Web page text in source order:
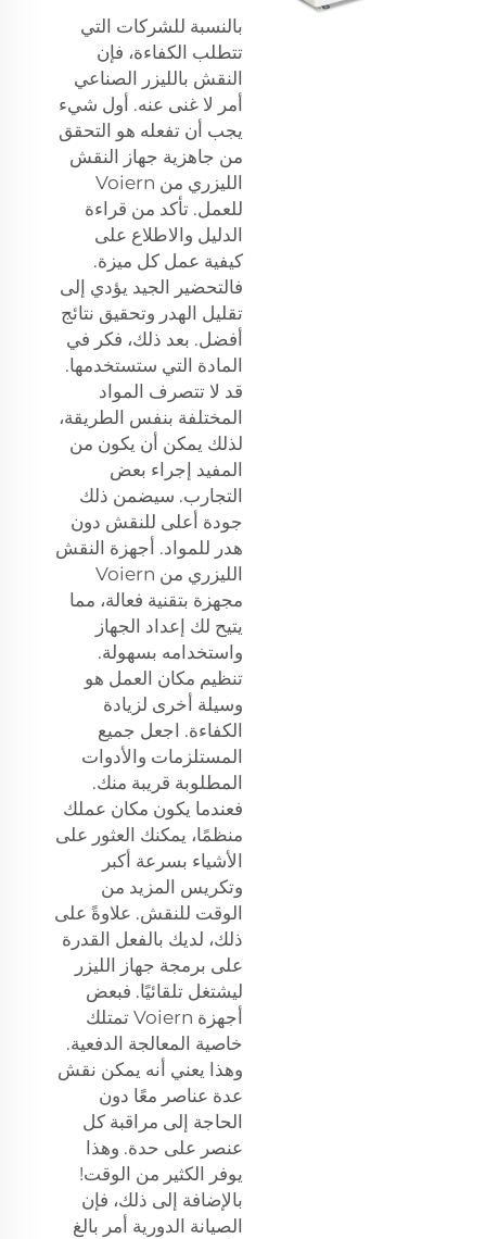
بالنسبة للشركات التي
تتطلب الكفاءة، فإن
النقش بالليزر الصناعي
أمر لا غنى عنه. أول شيء
يجب أن تفعله هو التحقق
من جاهزية جهاز النقش
الليزري من Voiern
للعمل. تأكد من قراءة
الدليل والاطلاع على
كيفية عمل كل ميزة.
فالتحضير الجيد يؤدي إلى
تقليل الهدر وتحقيق نتائج
أفضل. بعد ذلك، فكر في
المادة التي ستستخدمها.
قد لا تتصرف المواد
المختلفة بنفس الطريقة،
لذلك يمكن أن يكون من
المفيد إجراء بعض
التجارب. سيضمن ذلك
جودة أعلى للنقش دون
هدر للمواد. أجهزة النقش
الليزري من Voiern
مجهزة بتقنية فعالة، مما
يتيح لك إعداد الجهاز
واستخدامه بسهولة.
تنظيم مكان العمل هو
وسيلة أخرى لزيادة
الكفاءة. اجعل جميع
المستلزمات والأدوات
المطلوبة قريبة منك.
فعندما يكون مكان عملك
منظمًا، يمكنك العثور على
الأشياء بسرعة أكبر
وتكريس المزيد من
الوقت للنقش. علاوةً على
ذلك، لديك بالفعل القدرة
على برمجة جهاز الليزر
ليشتغل تلقائيًا. فبعض
أجهزة Voiern تمتلك
خاصية المعالجة الدفعية.
وهذا يعني أنه يمكن نقش
عدة عناصر معًا دون
الحاجة إلى مراقبة كل
عنصر على حدة. وهذا
يوفر الكثير من الوقت!
بالإضافة إلى ذلك، فإن
الصيانة الدورية أمر بالغ